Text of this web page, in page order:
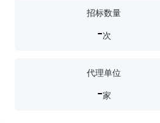
招标数量
-次
代理单位
-家